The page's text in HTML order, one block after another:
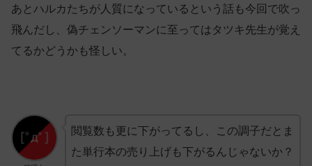
あとハルカたちが人質になっているという話も今回で吹っ
飛んだし、偽チェンソーマンに至ってはタツキ先生が覚え
てるかどうかも怪しい。
閲覧数も更に下がってるし、この調子だとま
た単行本の売り上げも下がるんじゃないか？